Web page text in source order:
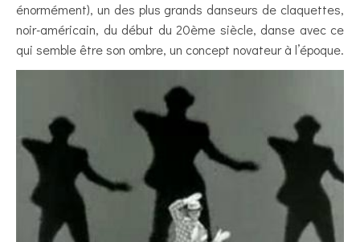
énormément), un des plus grands danseurs de claquettes,
noir-américain, du début du 20ème siècle, danse avec ce
qui semble être son ombre, un concept novateur à l’époque.